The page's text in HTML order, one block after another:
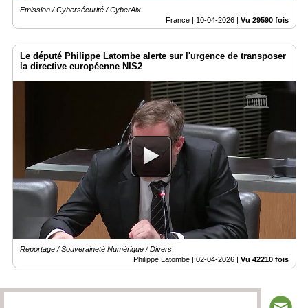
Emission / Cybersécurité / CyberAix
France | 10-04-2026 | Vu 29590 fois
Le député Philippe Latombe alerte sur l'urgence de transposer
la directive européenne NIS2
Reportage / Souveraineté Numérique / Divers
Philippe Latombe | 02-04-2026 | Vu 42210 fois